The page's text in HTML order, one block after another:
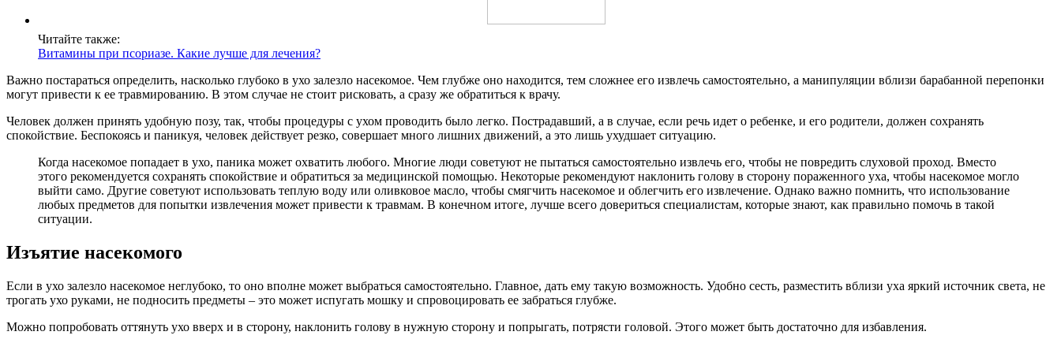
Читайте также:
Витамины при псориазе. Какие лучше для лечения?
Важно постараться определить, насколько глубоко в ухо залезло насекомое. Чем глубже оно находится, тем сложнее его извлечь самостоятельно, а манипуляции вблизи барабанной перепонки
могут привести к ее травмированию. В этом случае не стоит рисковать, а сразу же обратиться к врачу.
Человек должен принять удобную позу, так, чтобы процедуры с ухом проводить было легко. Пострадавший, а в случае, если речь идет о ребенке, и его родители, должен сохранять
спокойствие. Беспокоясь и паникуя, человек действует резко, совершает много лишних движений, а это лишь ухудшает ситуацию.
Когда насекомое попадает в ухо, паника может охватить любого. Многие люди советуют не пытаться самостоятельно извлечь его, чтобы не повредить слуховой проход. Вместо
этого рекомендуется сохранять спокойствие и обратиться за медицинской помощью. Некоторые рекомендуют наклонить голову в сторону пораженного уха, чтобы насекомое могло
выйти само. Другие советуют использовать теплую воду или оливковое масло, чтобы смягчить насекомое и облегчить его извлечение. Однако важно помнить, что использование
любых предметов для попытки извлечения может привести к травмам. В конечном итоге, лучше всего довериться специалистам, которые знают, как правильно помочь в такой
ситуации.
Изъятие насекомого
Если в ухо залезло насекомое неглубоко, то оно вполне может выбраться самостоятельно. Главное, дать ему такую возможность. Удобно сесть, разместить вблизи уха яркий источник света, не
трогать ухо руками, не подносить предметы – это может испугать мошку и спровоцировать ее забраться глубже.
Можно попробовать оттянуть ухо вверх и в сторону, наклонить голову в нужную сторону и попрыгать, потрясти головой. Этого может быть достаточно для избавления.